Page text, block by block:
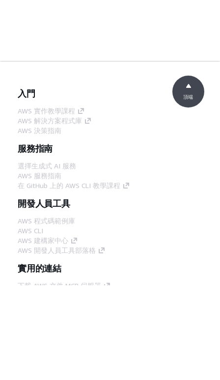
入門
AWS 實作教學課程
AWS 解決方案程式庫
AWS 決策指南
服務指南
選擇生成式 AI 服務
AWS 服務指南
在 GitHub 上的 AWS CLI 教學課程
開發人員工具
AWS 程式碼範例庫
AWS CLI
AWS 建構家中心
AWS 開發人員工具部落格
實用的連結
下載 AWS 文件 MCP 伺服器
頂端